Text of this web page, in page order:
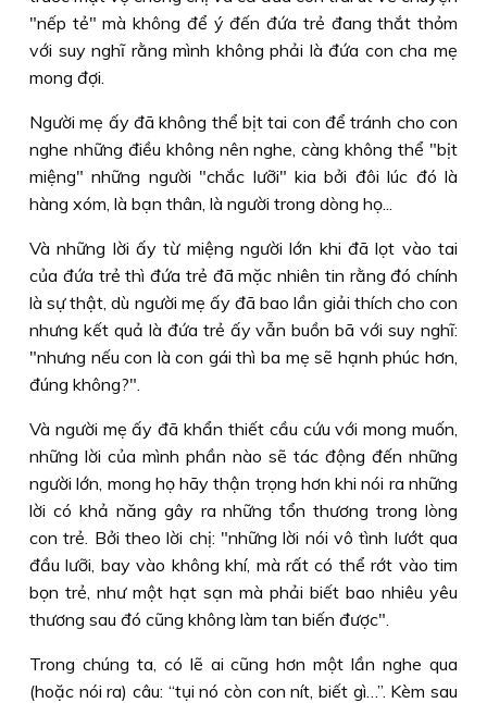
"nếp tẻ" mà không để ý đến đứa trẻ đang thắt thỏm
với suy nghĩ rằng mình không phải là đứa con cha mẹ
mong đợi.
Người mẹ ấy đã không thể bịt tai con để tránh cho con
nghe những điều không nên nghe, càng không thể "bịt
miệng" những người "chắc lưỡi" kia bởi đôi lúc đó là
hàng xóm, là bạn thân, là người trong dòng họ...
Và những lời ấy từ miệng người lớn khi đã lọt vào tai
của đứa trẻ thì đứa trẻ đã mặc nhiên tin rằng đó chính
là sự thật, dù người mẹ ấy đã bao lần giải thích cho con
nhưng kết quả là đứa trẻ ấy vẫn buồn bã với suy nghĩ:
"nhưng nếu con là con gái thì ba mẹ sẽ hạnh phúc hơn,
đúng không?".
Và người mẹ ấy đã khẩn thiết cầu cứu với mong muốn,
những lời của mình phần nào sẽ tác động đến những
người lớn, mong họ hãy thận trọng hơn khi nói ra những
lời có khả năng gây ra những tổn thương trong lòng
con trẻ. Bởi theo lời chị: "những lời nói vô tình lướt qua
đầu lưỡi, bay vào không khí, mà rất có thể rớt vào tim
bọn trẻ, như một hạt sạn mà phải biết bao nhiêu yêu
thương sau đó cũng không làm tan biến được".
Trong chúng ta, có lẽ ai cũng hơn một lần nghe qua
(hoặc nói ra) câu: “tụi nó còn con nít, biết gì…”. Kèm sau